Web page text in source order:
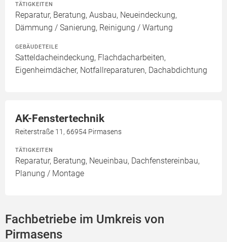
TÄTIGKEITEN
Reparatur, Beratung, Ausbau, Neueindeckung,
Dämmung / Sanierung, Reinigung / Wartung
GEBÄUDETEILE
Satteldacheindeckung, Flachdacharbeiten,
Eigenheimdächer, Notfallreparaturen, Dachabdichtung
AK-Fenstertechnik
Reiterstraße 11, 66954 Pirmasens
TÄTIGKEITEN
Reparatur, Beratung, Neueinbau, Dachfenstereinbau,
Planung / Montage
Fachbetriebe im Umkreis von
Pirmasens